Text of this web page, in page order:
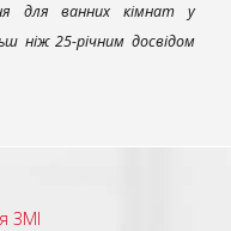
для ванних кімнат у
ніж 25-річним досвідом
ЗМІ